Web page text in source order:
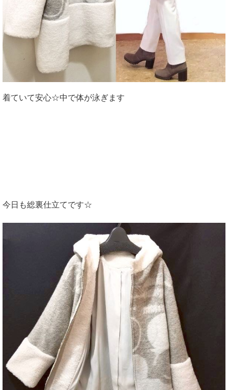
着ていて安心☆中で体が泳ぎます
今日も総裏仕立てです☆